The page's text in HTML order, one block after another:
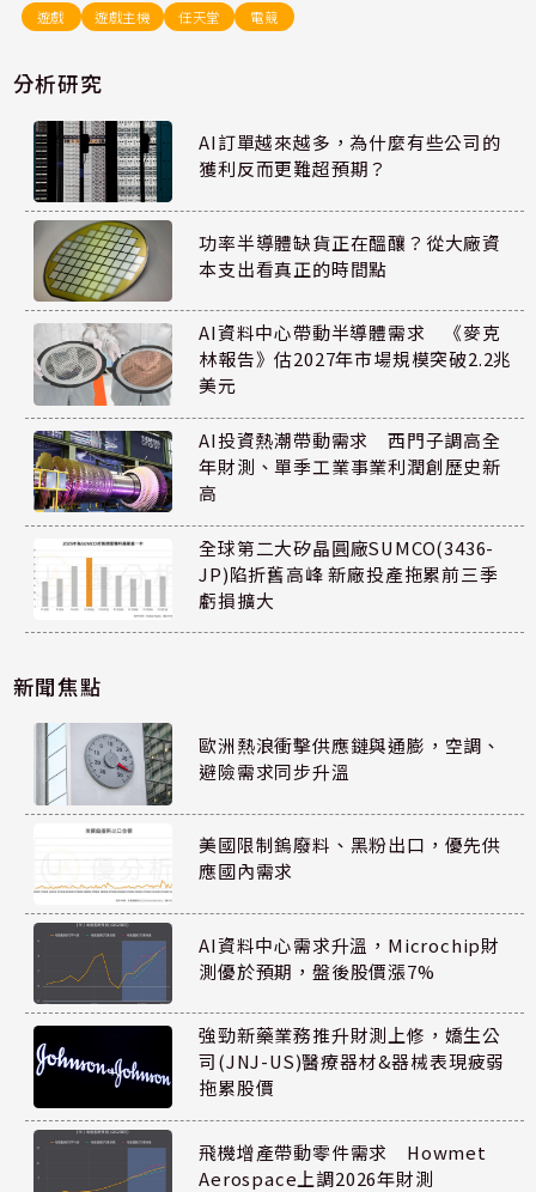
遊戲 遊戲主機 任天堂 電競
分析研究
AI訂單越來越多，為什麼有些公司的
獲利反而更難超預期？
功率半導體缺貨正在醞釀？從大廠資
本支出看真正的時間點
AI資料中心帶動半導體需求 《麥克
林報告》估2027年市場規模突破2.2兆
美元
AI投資熱潮帶動需求 西門子調高全
年財測、單季工業事業利潤創歷史新
高
全球第二大矽晶圓廠SUMCO(3436-
JP)陷折舊高峰 新廠投產拖累前三季
虧損擴大
新聞焦點
歐洲熱浪衝擊供應鏈與通膨，空調、
避險需求同步升溫
美國限制鎢廢料、黑粉出口，優先供
應國內需求
AI資料中心需求升溫，Microchip財
測優於預期，盤後股價漲7%
強勁新藥業務推升財測上修，嬌生公
司(JNJ-US)醫療器材&器械表現疲弱
拖累股價
飛機增產帶動零件需求 Howmet
Aerospace上調2026年財測